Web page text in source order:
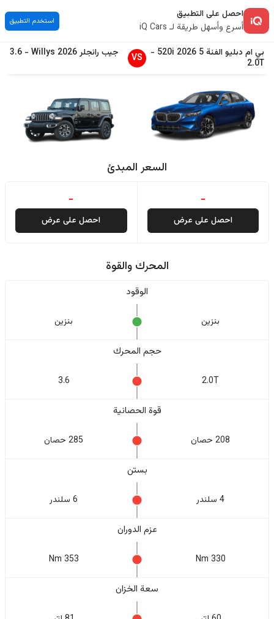
احصل على التطبيق
أسرع وأسهل طريقة لـ iQ Cars
استخدم التطبيق
بي ام دبليوالفئة 5 2026
520i
-
2.0T
VS جيب رانجلر2026
Willys
-
3.6
السعر المبدئ
-
احصل على عرض
-
احصل على عرض
المحرك والقوة
الوقود
بنزين بنزين
حجم المحرك
2.0T
3.6
قوة الحصانية
208 حصان 285 حصان
بستن
4 سلندر 6 سلندر
عزم الدوران
330 Nm
353 Nm
سعة الخزان